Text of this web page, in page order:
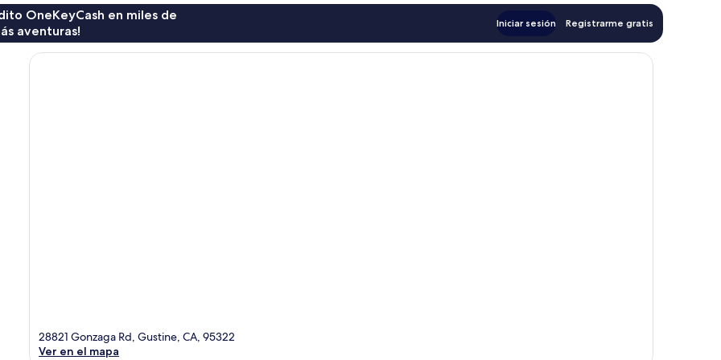
OneKeyCash en miles de
aventuras!
Iniciar sesión Registrarme gratis
28821 Gonzaga Rd, Gustine, CA, 95322
Ver en el mapa